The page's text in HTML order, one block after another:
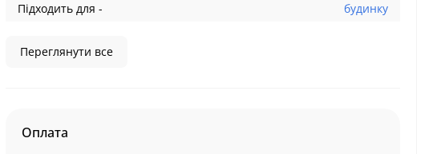
Підходить для -
будинку
Переглянути все
Оплата